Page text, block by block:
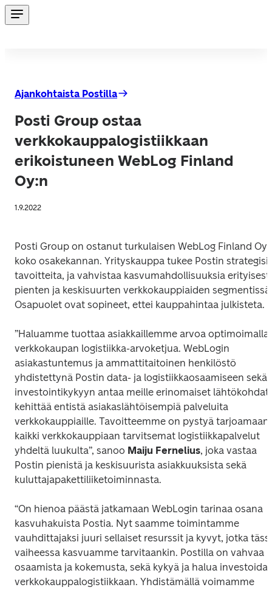
Ajankohtaista Postilla
Posti Group ostaa
verkkokauppalogistiikkaan
erikoistuneen WebLog Finland
Oy:n
1.9.2022
Posti Group on ostanut turkulaisen WebLog Finland
koko osakekannan. Yrityskauppa tukee Postin
tavoitteita, ja vahvistaa kasvumahdollisuuksia erityisesti
pienten ja keskisuurten verkkokauppiaiden segmentissä.
Osapuolet ovat sopineet, ettei kauppahintaa julkisteta.
”Haluamme tuottaa asiakkaillemme arvoa optimoimalla
verkkokaupan logistiikka-arvoketjua. WebLogin
asiakastuntemus ja ammattitaitoinen henkilöstö
yhdistettynä Postin data- ja logistiikkaosaamiseen sekä
investointikykyyn antaa meille erinomaiset lähtökohdat
kehittää entistä asiakaslähtöisempiä palveluita
verkkokauppiaille. Tavoitteemme on pystyä tarjoamaan
kaikki verkkokauppiaan tarvitsemat logistiikkapalvelut
yhdeltä luukulta”, sanoo Maiju Fernelius, joka vastaa
Postin pienistä ja keskisuurista asiakkuuksista sekä
kuluttajapakettiliiketoiminnasta.
“On hienoa päästä jatkamaan WebLogin tarinaa osana
kasvuhakuista Postia. Nyt saamme toimintamme
vauhdittajaksi juuri sellaiset resurssit ja kyvyt, jotka
vaiheessa kasvuamme tarvitaankin. Postilla on vahvaa
osaamista ja kokemusta, sekä kykyä ja halua investoida
verkkokauppalogistiikkaan. Yhdistämällä voimamme